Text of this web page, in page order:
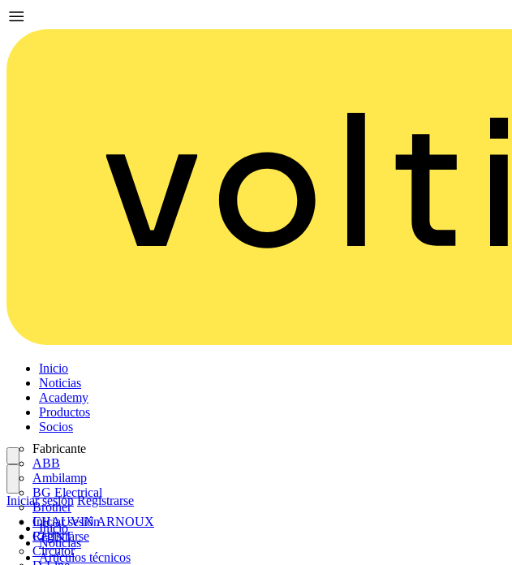
Inicio
Noticias
Academy
Productos
Socios
Fabricante
ABB
Ambilamp
BG Electrical
Brother
CHAUVIN ARNOUX
CHINT
Circutor
Iniciar sesión
Registrarse
Iniciar sesión Registrarse
Inicio
Noticias
Artículos técnicos